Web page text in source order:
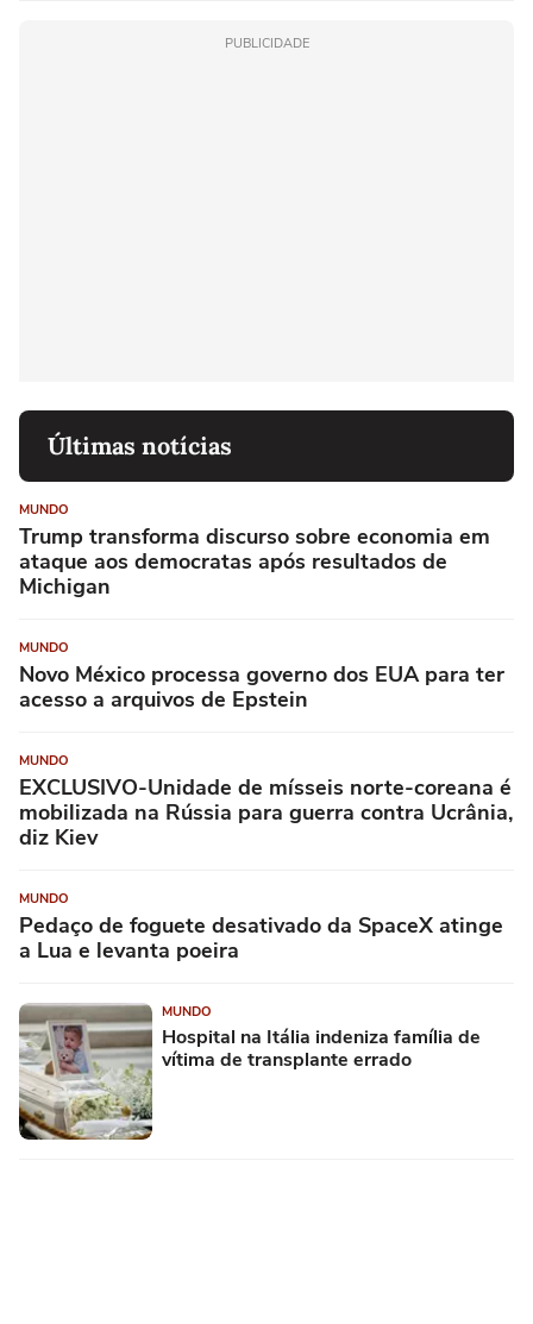
PUBLICIDADE
Últimas notícias
MUNDO
Trump transforma discurso sobre economia em
ataque aos democratas após resultados de
Michigan
MUNDO
Novo México processa governo dos EUA para ter
acesso a arquivos de Epstein
MUNDO
EXCLUSIVO-Unidade de mísseis norte-coreana é
mobilizada na Rússia para guerra contra Ucrânia,
diz Kiev
MUNDO
Pedaço de foguete desativado da SpaceX atinge
a Lua e levanta poeira
MUNDO
Hospital na Itália indeniza família de
vítima de transplante errado